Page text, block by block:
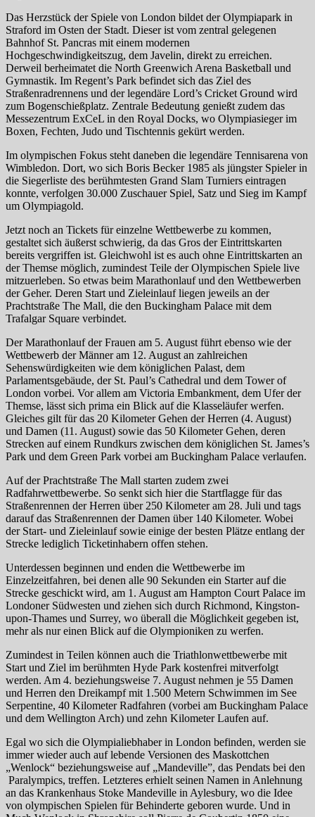
Das Herzstück der Spiele von London bildet der Olympiapark in
Straford im Osten der Stadt. Dieser ist vom zentral gelegenen
Bahnhof St. Pancras mit einem modernen
Hochgeschwindigkeitszug, dem Javelin, direkt zu erreichen.
Derweil berheimatet die North Greenwich Arena Basketball und
Gymnastik. Im Regent’s Park befindet sich das Ziel des
Straßenradrennens und der legendäre Lord’s Cricket Ground wird
zum Bogenschießplatz. Zentrale Bedeutung genießt zudem das
Messezentrum ExCeL in den Royal Docks, wo Olympiasieger im
Boxen, Fechten, Judo und Tischtennis gekürt werden.
Im olympischen Fokus steht daneben die legendäre Tennisarena von
Wimbledon. Dort, wo sich Boris Becker 1985 als jüngster Spieler in
die Siegerliste des berühmtesten Grand Slam Turniers eintragen
konnte, verfolgen 30.000 Zuschauer Spiel, Satz und Sieg im Kampf
um Olympiagold.
Jetzt noch an Tickets für einzelne Wettbewerbe zu kommen,
gestaltet sich äußerst schwierig, da das Gros der Eintrittskarten
bereits vergriffen ist. Gleichwohl ist es auch ohne Eintrittskarten an
der Themse möglich, zumindest Teile der Olympischen Spiele live
mitzuerleben. So etwas beim Marathonlauf und den Wettbewerben
der Geher. Deren Start und Zieleinlauf liegen jeweils an der
Prachtstraße The Mall, die den Buckingham Palace mit dem
Trafalgar Square verbindet.
Der Marathonlauf der Frauen am 5. August führt ebenso wie der
Wettbewerb der Männer am 12. August an zahlreichen
Sehenswürdigkeiten wie dem königlichen Palast, dem
Parlamentsgebäude, der St. Paul’s Cathedral und dem Tower of
London vorbei. Vor allem am Victoria Embankment, dem Ufer der
Themse, lässt sich prima ein Blick auf die Klasseläufer werfen.
Gleiches gilt für das 20 Kilometer Gehen der Herren (4. August)
und Damen (11. August) sowie das 50 Kilometer Gehen, deren
Strecken auf einem Rundkurs zwischen dem königlichen St. James’s
Park und dem Green Park vorbei am Buckingham Palace verlaufen.
Auf der Prachtstraße The Mall starten zudem zwei
Radfahrwettbewerbe. So senkt sich hier die Startflagge für das
Straßenrennen der Herren über 250 Kilometer am 28. Juli und tags
darauf das Straßenrennen der Damen über 140 Kilometer. Wobei
der Start- und Zieleinlauf sowie einige der besten Plätze entlang der
Strecke lediglich Ticketinhabern offen stehen.
Unterdessen beginnen und enden die Wettbewerbe im
Einzelzeitfahren, bei denen alle 90 Sekunden ein Starter auf die
Strecke geschickt wird, am 1. August am Hampton Court Palace im
Londoner Südwesten und ziehen sich durch Richmond, Kingston-
upon-Thames und Surrey, wo überall die Möglichkeit gegeben ist,
mehr als nur einen Blick auf die Olympioniken zu werfen.
Zumindest in Teilen können auch die Triathlonwettbewerbe mit
Start und Ziel im berühmten Hyde Park kostenfrei mitverfolgt
werden. Am 4. beziehungsweise 7. August nehmen je 55 Damen
und Herren den Dreikampf mit 1.500 Metern Schwimmen im See
Serpentine, 40 Kilometer Radfahren (vorbei am Buckingham Palace
und dem Wellington Arch) und zehn Kilometer Laufen auf.
Egal wo sich die Olympialiebhaber in London befinden, werden sie
immer wieder auch auf lebende Versionen des Maskottchen
„Wenlock“ beziehungsweise auf „Mandeville”, das Pendats bei den
Paralympics, treffen. Letzteres erhielt seinen Namen in Anlehnung
an das Krankenhaus Stoke Mandeville in Aylesbury, wo die Idee
von olympischen Spielen für Behinderte geboren wurde. Und in